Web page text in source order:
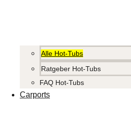
Alle Hot-Tubs
Ratgeber Hot-Tubs
FAQ Hot-Tubs
Carports